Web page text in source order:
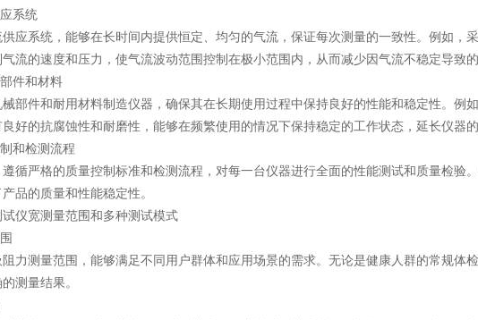
系统
系统，能够在长时间内提供恒定、均匀的气流，保证每次测量的一致性。例如，
流的速度和压力，使气流波动范围控制在极小范围内，从而减少因气流不稳定导致的
件和材料
件和耐用材料制造仪器，确保其在长期使用过程中保持良好的性能和稳定性。例
好的抗腐蚀性和耐磨性，能够在频繁使用的情况下保持稳定的工作状态，延长仪器的
和检测流程
严格的质量控制标准和检测流程，对每一台仪器进行全面的性能测试和质量检验
品的质量和性能稳定性。
宽测量范围和多种测试模式
测量范围，能够满足不同用户群体和应用场景的需求。无论是健康人群的常规体
测量结果。